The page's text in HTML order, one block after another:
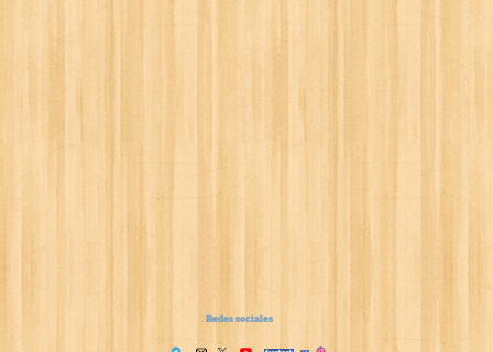
Redes sociales